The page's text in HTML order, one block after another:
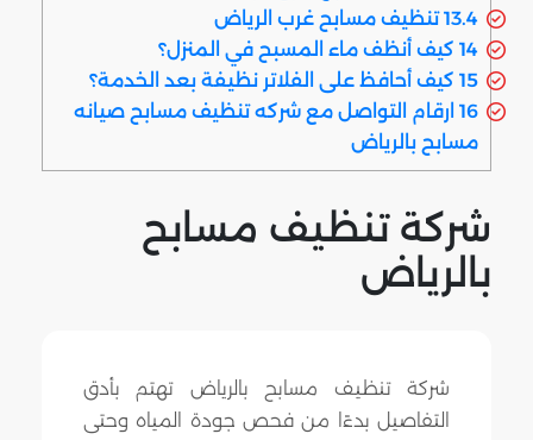
13.4تنظيف مسابح غرب الرياض
14 كيف أنظف ماء المسبح في المنزل؟
15 كيف أحافظ على الفلاتر نظيفة بعد الخدمة؟
16 ارقام التواصل مع شركه تنظيف مسابح صيانه
مسابح بالرياض
شركة تنظيف مسابح
بالرياض
شركة تنظيف مسابح بالرياض تهتم بأدق
التفاصيل بدءًا من فحص جودة المياه وحتى